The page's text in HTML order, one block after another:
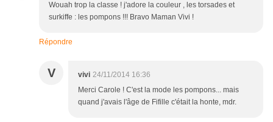
Wouah trop la classe ! j'adore la couleur , les torsades et
surkiffe : les pompons !!! Bravo Maman Vivi !
Répondre
V vivi 24/11/2014 16:36
Merci Carole ! C'est la mode les pompons... mais
quand j'avais l'âge de Fifille c'était la honte, mdr.